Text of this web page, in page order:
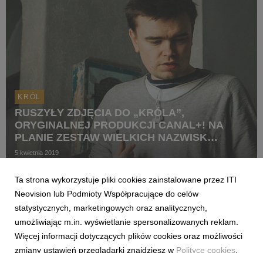
KRÓL
RUSZYŁY ZDJĘCIA DO „KRÓLA”,
ORYGINALNEJ PRODUKCJI CANAL+! NA
PLANIE ZESTAW WIELKICH NAZWISK
ŚWIATA POLSKIEGO FILMU
5 kwietnia 2019
podstawie bestsellerowej powieści Szczepana Twardocha. Za
reżyserię odpowiada Jan P. Matuszyński. Główną rolę
Widzowie na ekranie zobaczą też m.in. Mag...
Ta strona wykorzystuje pliki cookies zainstalowane przez ITI
Neovision lub Podmioty Współpracujące do celów
statystycznych, marketingowych oraz analitycznych,
umożliwiając m.in. wyświetlanie spersonalizowanych reklam.
Więcej informacji dotyczących plików cookies oraz możliwości
zmiany ustawień przeglądarki znajdziesz w Polityce cookies